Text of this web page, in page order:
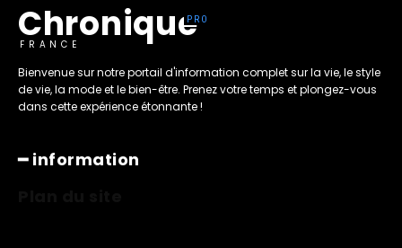
Chronique
FRANCE
Bienvenue sur notre portail d'information complet sur la vie, le style
de vie, la mode et le bien-être. Prenez votre temps et plongez-vous
dans cette expérience étonnante !
━ information